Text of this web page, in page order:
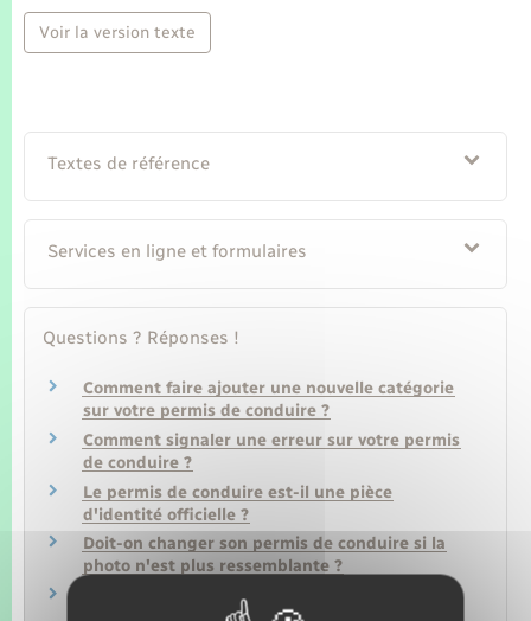
Voir la version texte
Textes de référence
Services en ligne et formulaires
Questions ? Réponses !
Comment faire ajouter une nouvelle catégorie
sur votre permis de conduire ?
Comment signaler une erreur sur votre permis
de conduire ?
Le permis de conduire est-il une pièce
d'identité officielle ?
Doit-on changer son permis de conduire si la
photo n'est plus ressemblante ?
Faut-il signaler un changement de nom ou de